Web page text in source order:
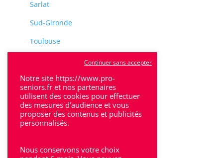
Sarlat
Sud-Gironde
Toulouse
Villeneuve-Sur-Lot
Notre site https://www.pro-
seniors.fr et nos partenaires
utilisent des cookies pour effectuer
des mesures d’audience et vous
proposer des contenus et publicités
personnalisés.
Nous conservons votre choix
Continuer sans accepter